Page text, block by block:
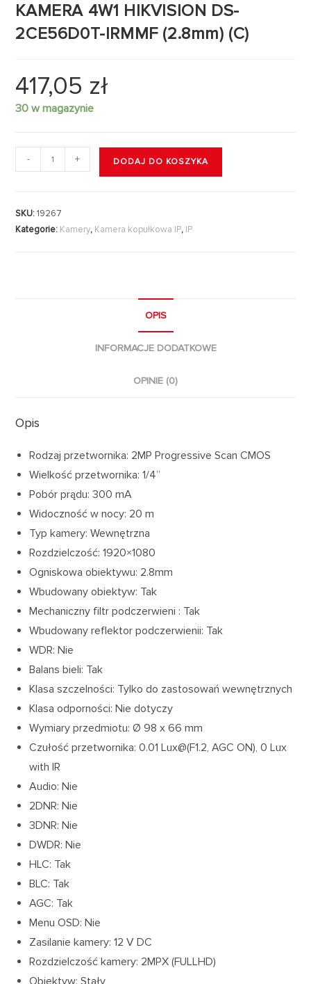
KAMERA 4W1 HIKVISION DS-
2CE56D0T-IRMMF (2.8mm) (C)
417,05 zł
30 w magazynie
- + DODAJ DO KOSZYKA
SKU:19267
Kategorie: Kamery, Kamera kopułkowa IP, IP
OPIS
INFORMACJE DODATKOWE
OPINIE (0)
Opis
Rodzaj przetwornika: 2MP Progressive Scan CMOS
Wielkość przetwornika: 1/4”
Pobór prądu: 300 mA
Widoczność w nocy: 20 m
Typ kamery: Wewnętrzna
Rozdzielczość: 1920×1080
Ogniskowa obiektywu: 2.8mm
Wbudowany obiektyw: Tak
Mechaniczny filtr podczerwieni : Tak
Wbudowany reflektor podczerwienii: Tak
WDR: Nie
Balans bieli: Tak
Klasa szczelności: Tylko do zastosowań wewnętrznych
Klasa odporności: Nie dotyczy
Wymiary przedmiotu: Ø 98 x 66 mm
Czułość przetwornika: 0.01 Lux@(F1.2, AGC ON), 0 Lux
with IR
Audio: Nie
2DNR: Nie
3DNR: Nie
DWDR: Nie
HLC: Tak
BLC: Tak
AGC: Tak
Menu OSD: Nie
Zasilanie kamery: 12 V DC
Rozdzielczość kamery: 2MPX (FULLHD)